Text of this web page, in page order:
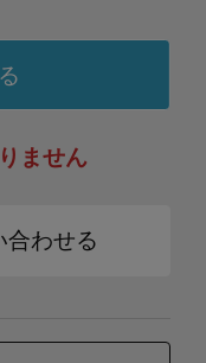
ません
合わせる